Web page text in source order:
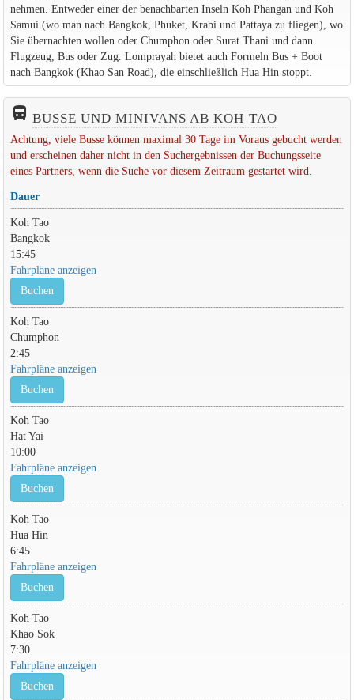
nehmen. Entweder einer der benachbarten Inseln Koh Phangan und Koh
Samui (wo man nach Bangkok, Phuket, Krabi und Pattaya zu fliegen), wo
Sie übernachten wollen oder Chumphon oder Surat Thani und dann
Flugzeug, Bus oder Zug. Lomprayah bietet auch Formeln Bus + Boot
nach Bangkok (Khao San Road), die einschließlich Hua Hin stoppt.
directions_bus_filled BUSSE UND MINIVANS AB KOH TAO
Achtung, viele Busse können maximal 30 Tage im Voraus gebucht werden
und erscheinen daher nicht in den Suchergebnissen der Buchungsseite
eines Partners, wenn die Suche vor diesem Zeitraum gestartet wird.
Dauer
Koh Tao
Bangkok
15:45
Fahrpläne anzeigen
Buchen
Koh Tao
Chumphon
2:45
Fahrpläne anzeigen
Buchen
Koh Tao
Hat Yai
10:00
Fahrpläne anzeigen
Buchen
Koh Tao
Hua Hin
6:45
Fahrpläne anzeigen
Buchen
Koh Tao
Khao Sok
7:30
Fahrpläne anzeigen
Buchen